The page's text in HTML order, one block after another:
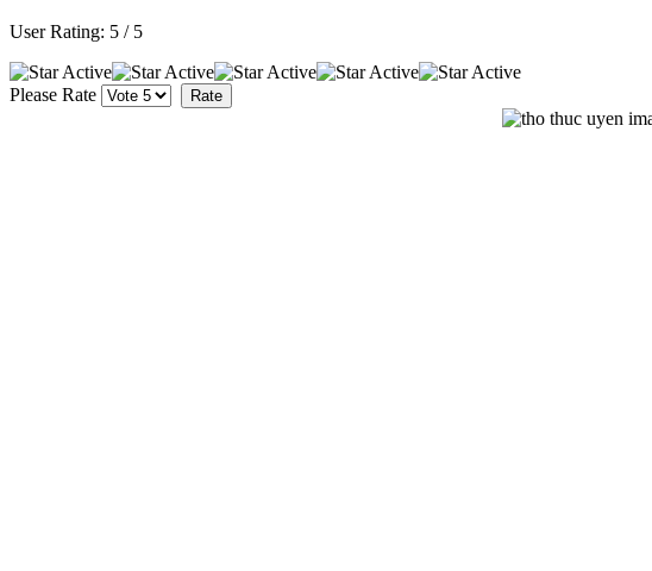
User Rating: 5 / 5
Please Rate